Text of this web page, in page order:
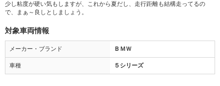
少し粘度が硬い気もしますが、これから夏だし、走行距離も結構走ってるの
で、まぁ～良しとしましょう。
対象車両情報
メーカー・ブランド ＢＭＷ
車種 ５シリーズ